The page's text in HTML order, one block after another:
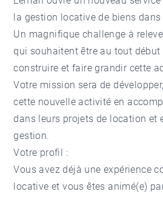
la gestion locative de biens
Un magnifique challenge à
qui souhaitent être au tout début
construire et faire grandir cette
Votre mission sera de
cette nouvelle activité en
dans leurs projets de location et
gestion.
Votre profil :
Vous avez déjà une expérience
locative et vous êtes animé(e)